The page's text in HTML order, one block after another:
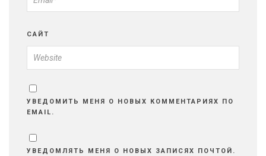
САЙТ
УВЕДОМИТЬ МЕНЯ О НОВЫХ КОММЕНТАРИЯХ ПО
EMAIL.
УВЕДОМЛЯТЬ МЕНЯ О НОВЫХ ЗАПИСЯХ ПОЧТОЙ.